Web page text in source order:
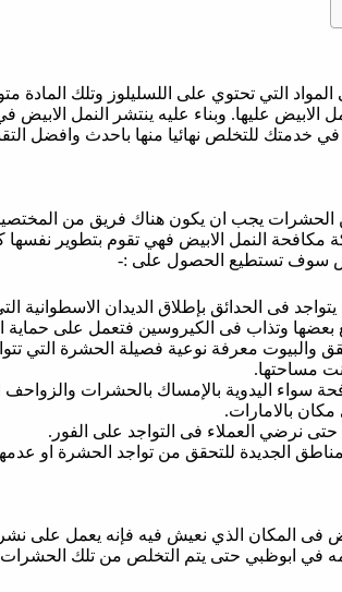
التي تحتوي على اللسليلوز وتلك
الابيض عليها. وبناء عليه ينتشر النمل
خدمتك للتخلص نهائيا منها باحدث وافضل
يجب ان يكون هناك فريق من
النمل الابيض فهي تقوم بتطوير
سوف تستطيع الحصول على :-
فى الحدائق بإطلاق الديدان الاسطوانية
بعضها وتذاب فى الكيروسين فتعمل على حماية
معرفة نوعية فصيلة الحشرة التي
مساحتها.
سواء اليدوية بالإمساك بالحشرات والزواحف
مكان بالامارات.
الجديدة للتحقق من تواجد الحشرة او
فى المكان الذي نعيش فيه فإنه يعمل على
ابوظبي حتى يتم التخلص من تلك الحشرات